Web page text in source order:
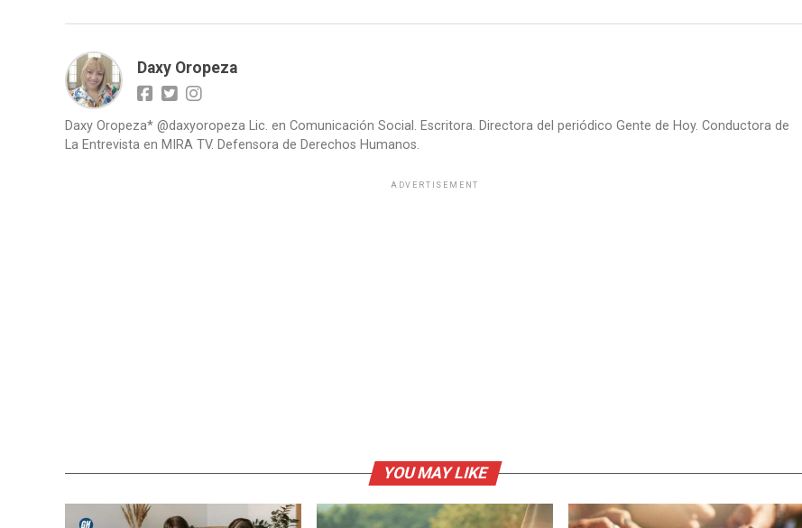
Daxy Oropeza
Daxy Oropeza* @daxyoropeza Lic. en Comunicación Social. Escritora. Directora del periódico Gente de Hoy. Conductora de
La Entrevista en MIRA TV. Defensora de Derechos Humanos.
ADVERTISEMENT
YOU MAY LIKE